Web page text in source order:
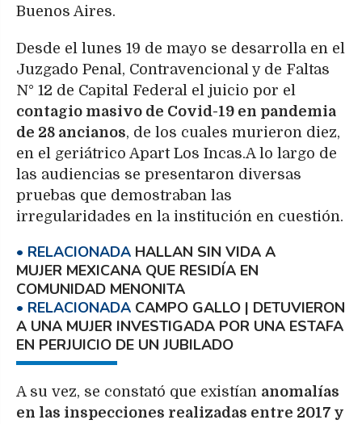
Buenos Aires.
Desde el lunes 19 de mayo se desarrolla en el
Juzgado Penal, Contravencional y de Faltas
N° 12 de Capital Federal el juicio por el
contagio masivo de Covid-19 en pandemia
de 28 ancianos, de los cuales murieron diez,
en el geriátrico Apart Los Incas.A lo largo de
las audiencias se presentaron diversas
pruebas que demostraban las
irregularidades en la institución en cuestión.
HALLAN SIN VIDA A
MUJER MEXICANA QUE RESIDÍA EN
COMUNIDAD MENONITA
CAMPO GALLO | DETUVIERON
A UNA MUJER INVESTIGADA POR UNA ESTAFA
EN PERJUICIO DE UN JUBILADO
A su vez, se constató que existían anomalías
en las inspecciones realizadas entre 2017 y